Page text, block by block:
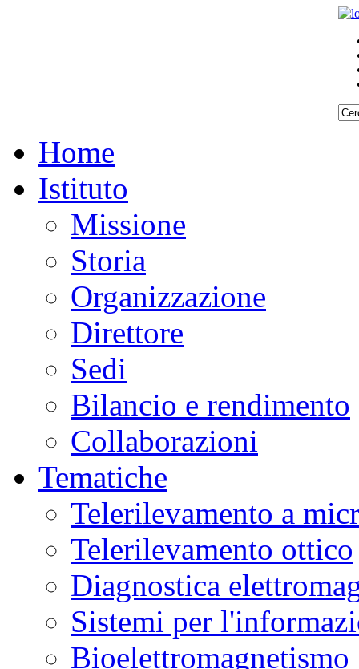
Home
Istituto
Missione
Storia
Organizzazione
Direttore
Sedi
Bilancio e rendimento
Collaborazioni
Tematiche
Telerilevamento a
Telerilevamento ottico
Diagnostica
Sistemi per
Bioelettromagnetismo